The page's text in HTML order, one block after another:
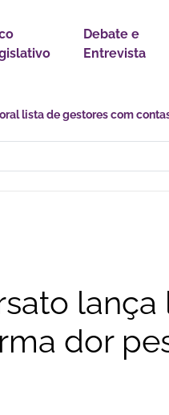
Debate e
Entrevista
Nacional para Pacientes com
lança
dor